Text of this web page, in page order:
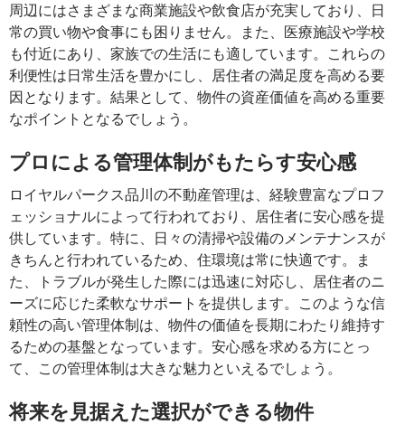
周辺にはさまざまな商業施設や飲食店が充実しており、日
常の買い物や食事にも困りません。また、医療施設や学校
も付近にあり、家族での生活にも適しています。これらの
利便性は日常生活を豊かにし、居住者の満足度を高める要
因となります。結果として、物件の資産価値を高める重要
なポイントとなるでしょう。
プロによる管理体制がもたらす安心感
ロイヤルパークス品川の不動産管理は、経験豊富なプロフ
ェッショナルによって行われており、居住者に安心感を提
供しています。特に、日々の清掃や設備のメンテナンスが
きちんと行われているため、住環境は常に快適です。ま
た、トラブルが発生した際には迅速に対応し、居住者のニ
ーズに応じた柔軟なサポートを提供します。このような信
頼性の高い管理体制は、物件の価値を長期にわたり維持す
るための基盤となっています。安心感を求める方にとっ
て、この管理体制は大きな魅力といえるでしょう。
将来を見据えた選択ができる物件